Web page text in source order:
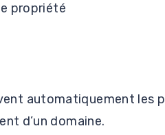
propriété
automatiquement les
d’un domaine.